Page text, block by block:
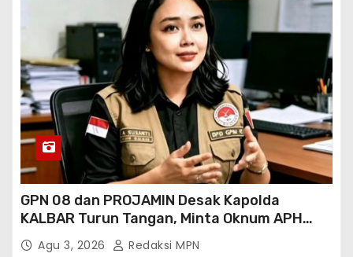
GPN 08 dan PROJAMIN Desak Kapolda
KALBAR Turun Tangan, Minta Oknum APH
Binaan SAWMILL Ilegal Sintang Ditindak
Agu 3, 2026 Redaksi MPN